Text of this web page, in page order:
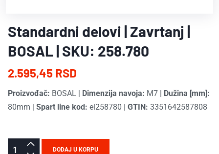
Standardni delovi | Zavrtanj |
BOSAL | SKU: 258.780
2.595,45 RSD
Proizvođač: BOSAL Dimenzija navoja: M7
Dužina [mm]:
80mm
Spart line kod: el258780 GTIN: 3351642587808
DODAJ U KORPU